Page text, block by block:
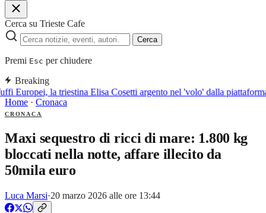
Cerca su Trieste Cafe
Cerca
Premi Esc per chiudere
Breaking
Europei, la triestina Elisa Cosetti argento nel 'volo' dalla
Home · Cronaca
CRONACA
Maxi sequestro di ricci di mare: 1.800 kg
bloccati nella notte, affare illecito da
50mila euro
Luca Marsi·20 marzo 2026 alle ore 13:44